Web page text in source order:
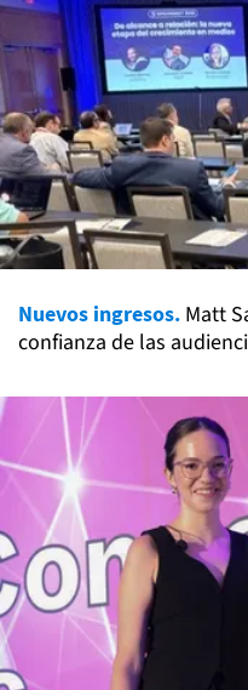
Nuevos ingresos. Matt
confianza de las